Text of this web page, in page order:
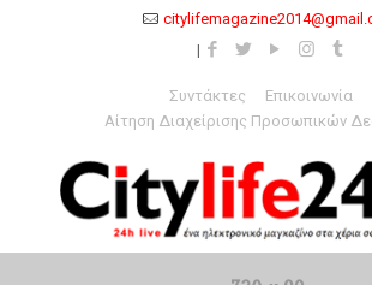
Συντάκτες
Επικοινωνία
Αίτηση Διαχείρισης Προσωπικών